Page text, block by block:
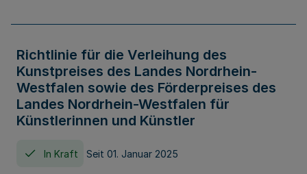
Richtlinie für die Verleihung des
Kunstpreises des Landes Nordrhein-
Westfalen sowie des Förderpreises des
Landes Nordrhein-Westfalen für
Künstlerinnen und Künstler
In Kraft Seit 01. Januar 2025